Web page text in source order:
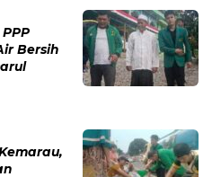
Bersih